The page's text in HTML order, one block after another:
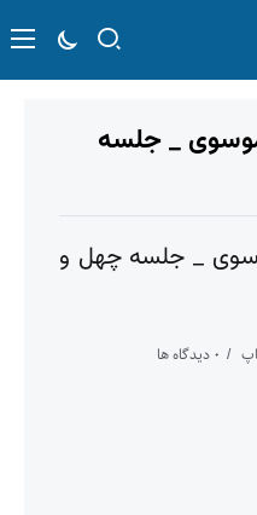
موسوی _ جلسه
_ جلسه چهل و
۰ دیدگاه ها